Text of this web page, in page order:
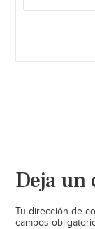
Deja un
Tu dirección de
campos